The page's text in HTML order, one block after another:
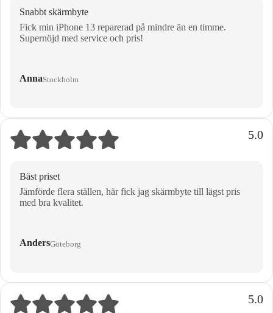
Snabbt skärmbyte
Fick min iPhone 13 reparerad på mindre än en timme.
Supernöjd med service och pris!
AnnaStockholm
5.0
Bäst priset
Jämförde flera ställen, här fick jag skärmbyte till lägst pris
med bra kvalitet.
AndersGöteborg
5.0